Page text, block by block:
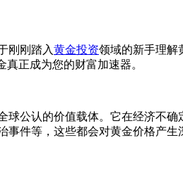
刚刚踏入黄金投资领域的新手理解
正成为您的财富加速器。
公认的价值载体。它在经济不
件等，这些都会对黄金价格产